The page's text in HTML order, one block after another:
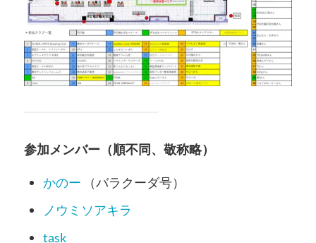
参加メンバー（順不同、敬称略）
かのー
（バラクーダ号）
ノウミソアキラ
task